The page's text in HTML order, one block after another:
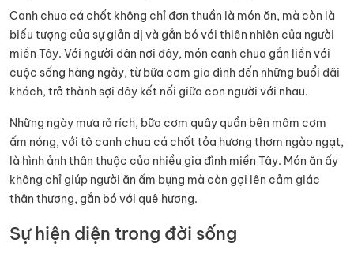
Canh chua cá chốt không chỉ đơn thuần là món ăn, mà còn là
biểu tượng của sự giản dị và gắn bó với thiên nhiên của người
miền Tây. Với người dân nơi đây, món canh chua gắn liền với
cuộc sống hàng ngày, từ bữa cơm gia đình đến những buổi đãi
khách, trở thành sợi dây kết nối giữa con người với nhau.
Những ngày mưa rả rích, bữa cơm quây quần bên mâm cơm
ấm nóng, với tô canh chua cá chốt tỏa hương thơm ngào ngạt,
là hình ảnh thân thuộc của nhiều gia đình miền Tây. Món ăn ấy
không chỉ giúp người ăn ấm bụng mà còn gợi lên cảm giác
thân thương, gắn bó với quê hương.
Sự hiện diện trong đời sống